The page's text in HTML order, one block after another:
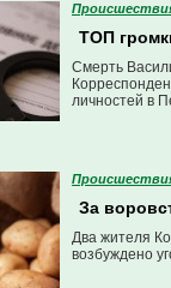
ТОП
Смерть
личностей в
За
Два жителя
возбуждено